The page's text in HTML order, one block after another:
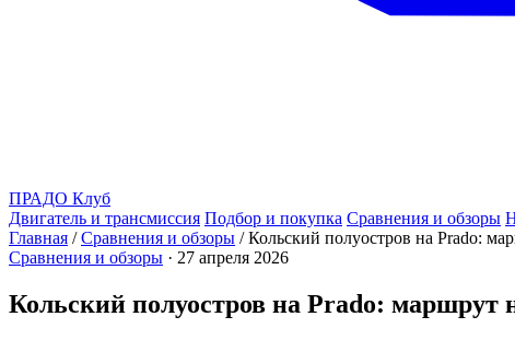
ПРАДО Клуб
Двигатель и трансмиссия Подбор и покупка Сравнения и обзоры
Главная / Сравнения и обзоры / Кольский полуостров на Prado:
Сравнения и обзоры · 27 апреля 2026
Кольский полуостров на Prado: маршрут